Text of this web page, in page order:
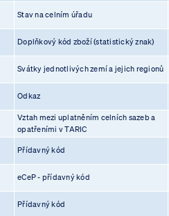
Stav na celním úřadu
Doplňkový kód zboží (statistický znak)
Svátky jednotlivých zemí a jejich regionů
Odkaz
Vztah mezi uplatněním celních sazeb a
opatřeními v TARIC
Přídavný kód
eCeP - přídavný kód
Přídavný kód